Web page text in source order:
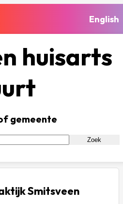
English
huisarts
gemeente
Zoek
Smitsveen